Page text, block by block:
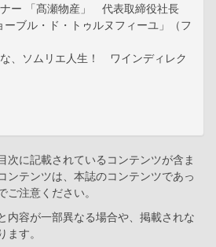
ー 「髙瀬物産」 代表取締役社長
ブル・ド・トゥルヌフィーユ」（フ
、ソムリエ人生！ ワインディレク
次に記載されているコンテンツが含ま
ンテンツは、本誌のコンテンツであっ
ご注意ください。
内容が一部異なる場合や、掲載されな
ます。